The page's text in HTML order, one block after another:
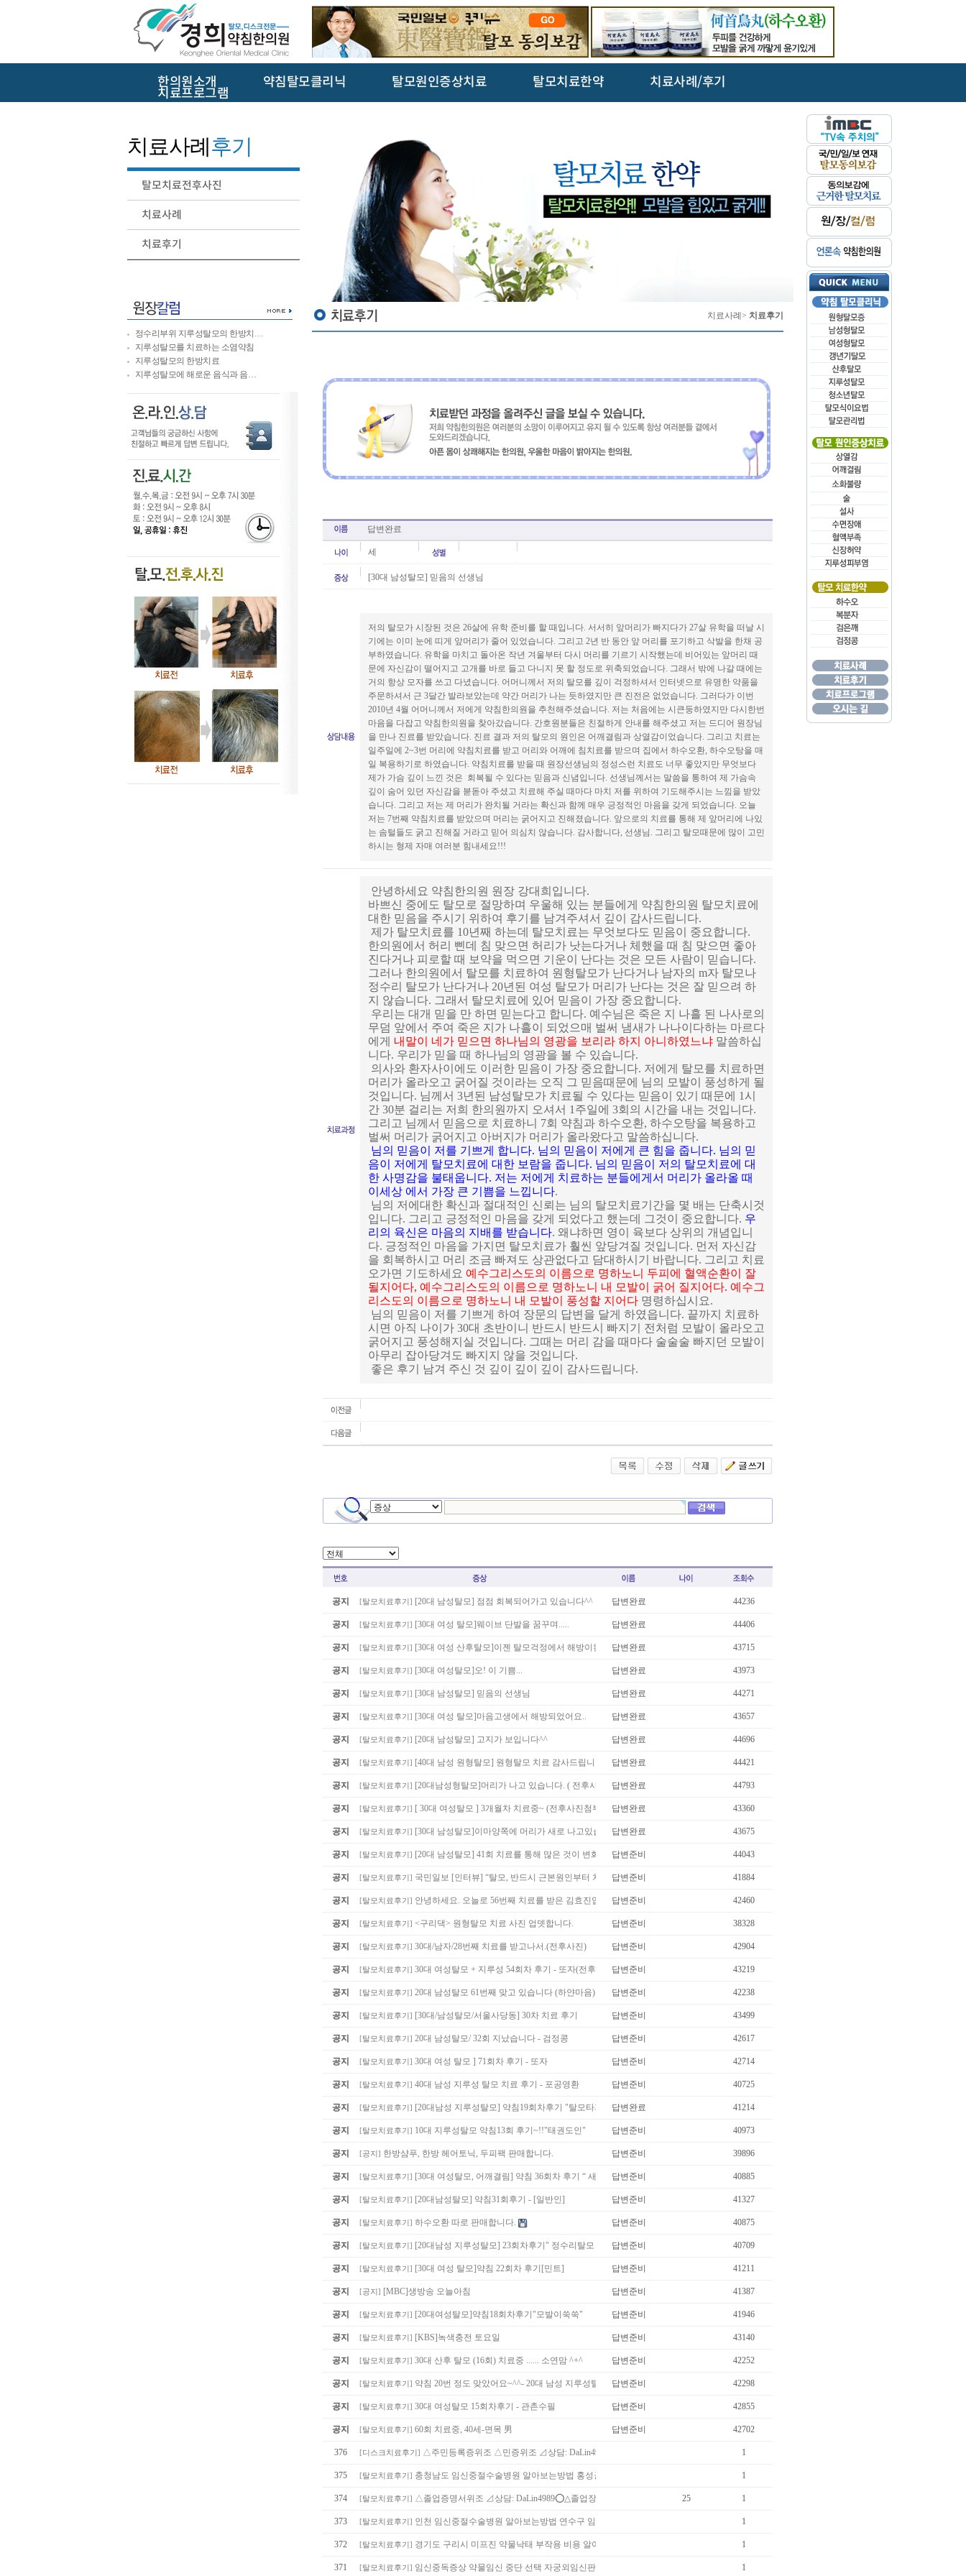
한의원소개 약침탈모클리닉 탈모원인증상치료 탈모치료한약 치료사례/후기
치료프로그램
치료사례후기
탈모치료전후사진
치료사례
치료후기
정수리부위 지루성탈모의 한방치…
지루성탈모를 치료하는 소염약침
지루성탈모의 한방치료
지루성탈모에 해로운 음식과 음…
치료사례> 치료후기
답변완료
세
[30대 남성탈모] 믿음의 선생님
저의 탈모가 시장된 것은 26살에 유학 준비를 할 때입니다. 서서히 앞머리가 빠지다가 27살 유학을 떠날 시
기에는 이미 눈에 띠게 앞머리가 줄어 있었습니다. 그리고 2년 반 동안 앞 머리를 포기하고 삭발을 한채 공
부하였습니다. 유학을 마치고 돌아온 작년 겨울부터 다시 머리를 기르기 시작했는데 비어있는 앞머리 때
문에 자신감이 떨어지고 고개를 바로 들고 다니지 못 할 정도로 위축되었습니다. 그래서 밖에 나갈 때에는
거의 항상 모자를 쓰고 다녔습니다. 어머니께서 저의 탈모를 깊이 걱정하셔서 인터넷으로 유명한 약품을
주문하셔서 근 3달간 발라보았는데 약간 머리가 나는 듯하였지만 큰 진전은 없었습니다. 그러다가 이번
2010년 4월 어머니께서 저에게 약침한의원을 추천해주셨습니다. 저는 처음에는 시큰둥하였지만 다시한번
마음을 다잡고 약침한의원을 찾아갔습니다. 간호원분들은 친절하게 안내를 해주셨고 저는 드디어 원장님
을 만나 진료를 받았습니다. 진료 결과 저의 탈모의 원인은 어깨결림과 상열감이었습니다. 그리고 치료는
일주일에 2~3번 머리에 약침치료를 받고 머리와 어깨에 침치료를 받으며 집에서 하수오환, 하수오탕을 매
일 복용하기로 하였습니다. 약침치료를 받을 때 원장선생님의 정성스런 치료도 너무 좋았지만 무엇보다
제가 가슴 깊이 느낀 것은 회복될 수 있다는 믿음과 신념입니다. 선생님께서는 말씀을 통하여 제 가슴속
깊이 숨어 있던 자신감을 붇돋아 주셨고 치료해 주실 때마다 마치 저를 위하여 기도해주시는 느낌을 받았
습니다. 그리고 저는 제 머리가 완치될 거라는 확신과 함께 매우 긍정적인 마음을 갖게 되었습니다. 오늘
저는 7번째 약침치료를 받았으며 머리는 굵어지고 진해졌습니다. 앞으로의 치료를 통해 제 앞머리에 나있
는 솜털들도 굵고 진해질 거라고 믿어 의심치 않습니다. 감사합니다, 선생님. 그리고 탈모때문에 많이 고민
하시는 형제 자매 여러분 힘내세요!!!
안녕하세요 약침한의원 원장 강대희입니다.
바쁘신 중에도 탈모로 절망하며 우울해 있는 분들에게 약침한의원 탈모치료에
대한 믿음을 주시기 위하여 후기를 남겨주셔서 깊이 감사드립니다.
제가 탈모치료를 10년째 하는데 탈모치료는 무엇보다도 믿음이 중요합니다.
한의원에서 허리 삔데 침 맞으면 허리가 낫는다거나 체했을 때 침 맞으면 좋아
진다거나 피로할 때 보약을 먹으면 기운이 난다는 것은 모든 사람이 믿습니다.
그러나 한의원에서 탈모를 치료하여 원형탈모가 난다거나 남자의 m자 탈모나
정수리 탈모가 난다거나 20년된 여성 탈모가 머리가 난다는 것은 잘 믿으려 하
지 않습니다. 그래서 탈모치료에 있어 믿음이 가장 중요합니다.
우리는 대개 믿을 만 하면 믿는다고 합니다. 예수님은 죽은 지 나흘 된 나사로의
무덤 앞에서 주여 죽은 지가 나흘이 되었으매 벌써 냄새가 나나이다하는 마르다
에게 내말이 네가 믿으면 하나님의 영광을 보리라 하지 아니하였느냐 말씀하십
니다. 우리가 믿을 때 하나님의 영광을 볼 수 있습니다.
의사와 환자사이에도 이러한 믿음이 가장 중요합니다. 저에게 탈모를 치료하면
머리가 올라오고 굵어질 것이라는 오직 그 믿음때문에 님의 모발이 풍성하게 될
것입니다. 님께서 3년된 남성탈모가 치료될 수 있다는 믿음이 있기 때문에 1시
간 30분 걸리는 저희 한의원까지 오셔서 1주일에 3회의 시간을 내는 것입니다.
그리고 님께서 믿음으로 치료하니 7회 약침과 하수오환, 하수오탕을 복용하고
벌써 머리가 굵어지고 아버지가 머리가 올라왔다고 말씀하십니다.
님의 믿음이 저를 기쁘게 합니다. 님의 믿음이 저에게 큰 힘을 줍니다. 님의 믿
음이 저에게 탈모치료에 대한 보람을 줍니다. 님의 믿음이 저의 탈모치료에 대
한 사명감을 불태웁니다. 저는 저에게 치료하는 분들에게서 머리가 올라올 때
이세상 에서 가장 큰 기쁨을 느낍니다.
님의 저에대한 확신과 절대적인 신뢰는 님의 탈모치료기간을 몇 배는 단축시것
입니다. 그리고 긍정적인 마음을 갖게 되었다고 했는데 그것이 중요합니다. 우
리의 육신은 마음의 지배를 받습니다. 왜냐하면 영이 육보다 상위의 개념입니
다. 긍정적인 마음을 가지면 탈모치료가 훨씬 앞당겨질 것입니다. 먼저 자신감
을 회복하시고 머리 조금 빠져도 상관없다고 담대하시기 바랍니다. 그리고 치료
오가면 기도하세요 예수그리스도의 이름으로 명하노니 두피에 혈액순환이 잘
될지어다, 예수그리스도의 이름으로 명하노니 내 모발이 굵어 질지어다. 예수그
리스도의 이름으로 명하노니 내 모발이 풍성할 지어다명령하십시요.
님의 믿음이 저를 기쁘게 하여 장문의 답변을 달게 하였읍니다. 끝까지 치료하
시면 아직 나이가 30대 초반이니 반드시 반드시 빠지기 전처럼 모발이 올라오고
굵어지고 풍성해지실 것입니다. 그때는 머리 감을 때마다 술술술 빠지던 모발이
아무리 잡아당겨도 빠지지 않을 것입니다.
좋은 후기 남겨 주신 것 깊이 깊이 깊이 감사드립니다.
공지 [탈모치료후기 ] [20대 남성탈모] 점점 회복되어가고 있습니다^^ 답변완료 44236
공지 [탈모치료후기 ] [30대 여성 탈모]웨이브 단발을 꿈꾸며..... 답변완료 44406
공지 [탈모치료후기 ] [30대 여성 산후탈모]이젠 탈모걱정에서 해방이된것같아요..…
답변완료 43715
공지 [탈모치료후기 ] [30대 여성탈모]오! 이 기쁨... 답변완료 43973
공지 [탈모치료후기 ] [30대 남성탈모] 믿음의 선생님 답변완료 44271
공지 [탈모치료후기 ] [30대 여성 탈모]마음고생에서 해방되었어요.. 답변완료 43657
공지 [탈모치료후기 ] [20대 남성탈모] 고지가 보입니다^^ 답변완료 44696
공지 [탈모치료후기 ] [40대 남성 원형탈모] 원형탈모 치료 감사드립니다. 답변완료 44421
공지 [탈모치료후기 ] [20대남성형탈모]머리가 나고 있습니다. ( 전후사진첨부 )답변완료 44793
공지 [탈모치료후기 ] [ 30대 여성탈모 ] 3개월차 치료중~ (전후사진첨부) 답변완료 43360
공지 [탈모치료후기 ] [30대 남성탈모]이마양쪽에 머리가 새로 나고있습니다.답변완료 43675
공지 [탈모치료후기 ] [20대 남성탈모] 41회 치료를 통해 많은 것이 변화되었어요^…
답변준비 44043
공지 [탈모치료후기 ] 국민일보 [인터뷰] “탈모, 반드시 근본원인부터 치료해야”
답변준비 41884
공지 [탈모치료후기 ] 안녕하세요. 오늘로 56번째 치료를 받은 김효진입니다. (2)
답변준비 42460
공지 [탈모치료후기 ] <구리댁> 원형탈모 치료 사진 업뎃합니다. 답변준비 38328
공지 [탈모치료후기 ] 30대/남자/28번째 치료를 받고나서.(전후사진) 답변준비 42904
공지 [탈모치료후기 ] 30대 여성탈모 + 지루성 54회차 후기 - 또자(전후사진) (1)
답변준비 43219
공지 [탈모치료후기 ] 20대 남성탈모 61번째 맞고 있습니다 (하얀마음) 답변준비 42238
공지 [탈모치료후기 ] [30대/남성탈모/서울사당동] 30차 치료 후기 답변준비 43499
공지 [탈모치료후기 ] 20대 남성탈모/ 32회 지났습니다 - 검정콩 답변준비 42617
공지 [탈모치료후기 ] 30대 여성 탈모 ] 71회차 후기 - 또자 답변준비 42714
공지 [탈모치료후기 ] 40대 남성 지루성 탈모 치료 후기 - 포공영환 답변준비 40725
공지 [탈모치료후기 ] [20대남성 지루성탈모] 약침19회차후기 "탈모타파" 답변완료 41214
공지 [탈모치료후기 ] 10대 지루성탈모 약침13회 후기~!!"태권도인" 답변준비 40973
공지 [공지 ] 한방샴푸, 한방 헤어토닉, 두피팩 판매합니다. 답변준비 39896
공지 [탈모치료후기 ] [30대 여성탈모, 어깨결림] 약침 36회차 후기 “ 새봄 ” 답변준비 40885
공지 [탈모치료후기 ] [20대남성탈모] 약침31회후기 - [일반인] 답변준비 41327
공지 [탈모치료후기 ] 하수오환 따로 판매합니다. 답변준비 40875
공지 [탈모치료후기 ] [20대남성 지루성탈모] 23회차후기" 정수리탈모 " 답변준비 40709
공지 [탈모치료후기 ] [30대 여성 탈모]약침 22회차 후기[민트] 답변준비 41211
공지 [공지 ] [MBC]생방송 오늘아침 답변준비 41387
공지 [탈모치료후기 ] [20대여성탈모]약침18회차후기"모발이쑥쑥" 답변준비 41946
공지 [탈모치료후기 ] [KBS]녹색충전 토요일 답변준비 43140
공지 [탈모치료후기 ] 30대 산후 탈모 (16회) 치료중 ...... 소연맘 ^+^ 답변준비 42252
공지 [탈모치료후기 ] 약침 20번 정도 맞았어요~^^- 20대 남성 지루성탈모/ 이야기…
답변준비 42298
공지 [탈모치료후기 ] 30대 여성탈모 15회차후기 - 관촌수필 답변준비 42855
공지 [탈모치료후기 ] 60회 치료중, 40세-면목 男 답변준비 42702
376 [디스크치료후기 ] △주민등록증위조 △민증위조 ⊿상담: DaLin4989ѕ… 1
375 [탈모치료후기 ] 충청남도 임신중절수술병원 알아보는방법 홍성군 임신중절수… 1
374 [탈모치료후기 ] △졸업증명서위조 ⊿상담: DaLin4989⭕△졸업장… 25 1
373 [탈모치료후기 ] 인천 임신중절수술병원 알아보는방법 연수구 임신중절수술비… 1
372 [탈모치료후기 ] 경기도 구리시 미프진 약물낙태 부작용 비용 알아보기 1
371 [탈모치료후기 ] 임신중독증상 약물임신 중단 선택 자궁외임신판정 1